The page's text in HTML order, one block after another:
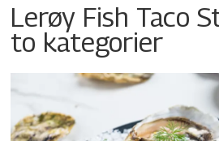
Lerøy Fish Taco
to kategorier